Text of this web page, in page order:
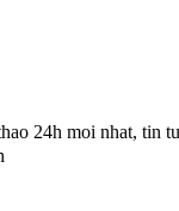
24h moi nhat, tin